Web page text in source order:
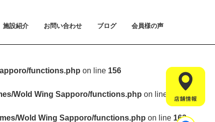
方法について
アルプランについて
ご案内
施設紹介
施設紹介
設置マシンのご紹介
アクセス
スタッフ紹介
お問い合わせ
お問い合わせ
入会手続きのご予約
体験会のご予約
見学・相談のご予約
よくあるご質問
ブログ 会員様の声
functions.php on line 156
Wold Wing Sapporo/functions.php on line 157
Wold Wing Sapporo/functions.php on line 163